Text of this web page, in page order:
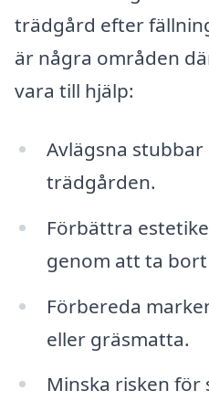
trädgård efter
är några områden
vara till hjälp:
Avlägsna
trädgården.
Förbättra
genom att ta
Förbereda
eller gräsmatta.
Minska risken för